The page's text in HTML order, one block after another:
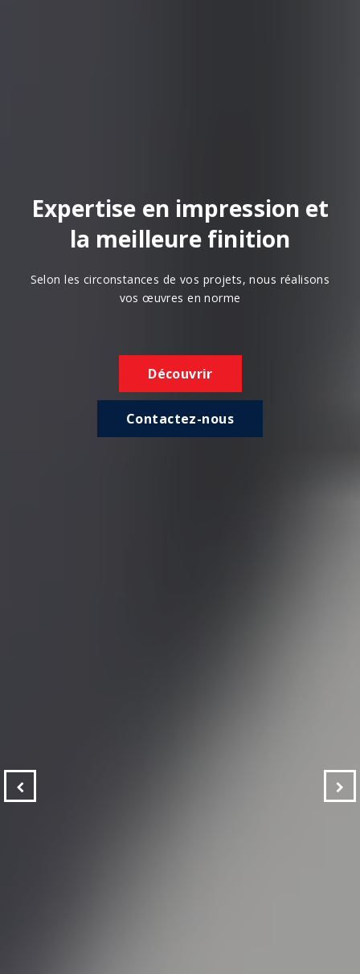
Expertise en impression et
la meilleure finition
Selon les circonstances de vos projets, nous réalisons
vos œuvres en norme
Découvrir
Contactez-nous